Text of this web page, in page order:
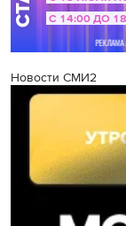
Новости СМИ2